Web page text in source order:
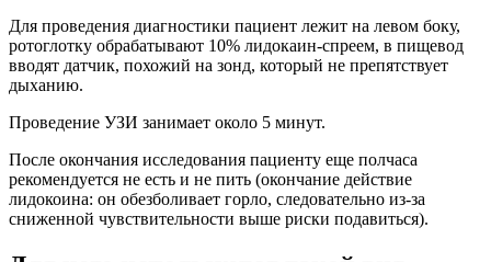
Для проведения диагностики пациент лежит на левом боку,
ротоглотку обрабатывают 10% лидокаин-спреем, в пищевод
вводят датчик, похожий на зонд, который не препятствует
дыханию.
Проведение УЗИ занимает около 5 минут.
После окончания исследования пациенту еще полчаса
рекомендуется не есть и не пить (окончание действие
лидокоина: он обезболивает горло, следовательно из-за
сниженной чувствительности выше риски подавиться).